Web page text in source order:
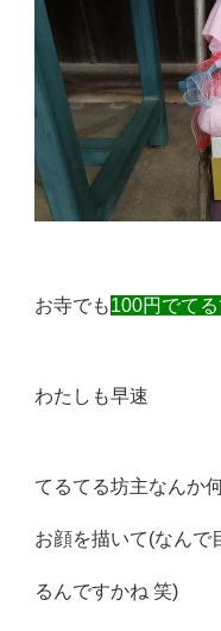
お寺でも100円でて
わたしも早速
てるてる坊主なんか
お顔を描いて(なんで
るんですかね 笑)